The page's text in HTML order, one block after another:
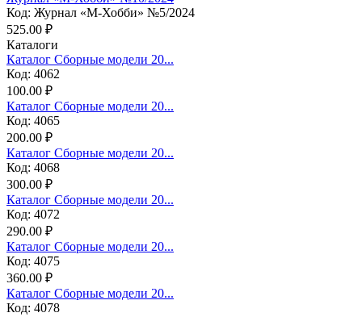
Код: Журнал «М-Хобби» №5/2024
525.00 ₽
Каталоги
Каталог Сборные модели 20...
Код: 4062
100.00 ₽
Каталог Сборные модели 20...
Код: 4065
200.00 ₽
Каталог Сборные модели 20...
Код: 4068
300.00 ₽
Каталог Сборные модели 20...
Код: 4072
290.00 ₽
Каталог Сборные модели 20...
Код: 4075
360.00 ₽
Каталог Сборные модели 20...
Код: 4078